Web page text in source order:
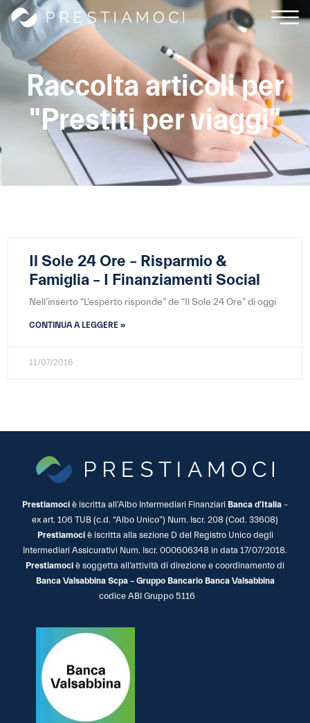
Raccolta articoli per
"Prestiti per viaggi"
Il Sole 24 Ore – Risparmio &
Famiglia – I Finanziamenti Social
Nell’inserto “L’esperto risponde” de “Il Sole 24 Ore” di oggi
CONTINUA A LEGGERE »
11/07/2016
Prestiamoci è iscritta all’Albo Intermediari Finanziari Banca d’Italia –
ex art. 106 TUB (c.d. “Albo Unico”) Num. Iscr. 208 (Cod. 33608)
Prestiamociè iscritta alla sezione D del Registro Unico degli
Intermediari Assicurativi Num. Iscr. 000606348 in data 17/07/2018.
Prestiamoci è soggetta all’attività di direzione e coordinamento di
Banca Valsabbina Scpa – Gruppo Bancario Banca Valsabbina
codice ABI Gruppo 5116